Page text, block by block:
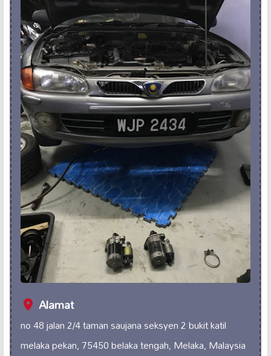
Alamat
no 48 jalan 2/4 taman saujana seksyen 2 bukit katil
melaka pekan, 75450 belaka tengah, Melaka, Malaysia